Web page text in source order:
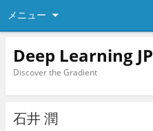
メニュー
Deep Learning JP
Discover the Gradient
石井 潤